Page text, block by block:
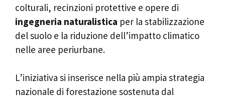
colturali, recinzioni protettive e opere di
ingegneria naturalistica per la stabilizzazione
del suolo e la riduzione dell’impatto climatico
nelle aree periurbane.
L’iniziativa si inserisce nella più ampia strategia
nazionale di forestazione sostenuta dal